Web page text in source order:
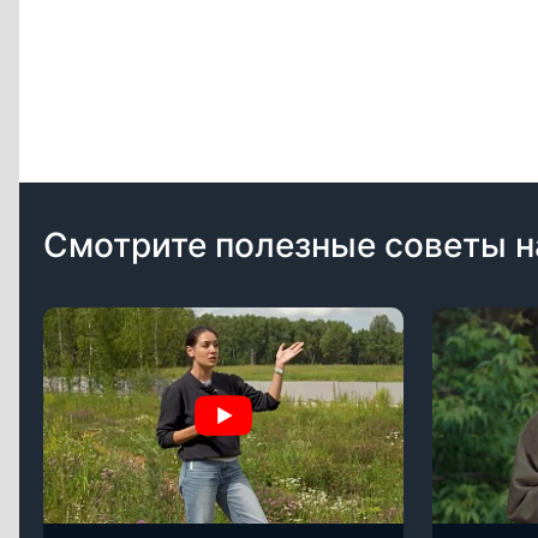
Смотрите полезные советы